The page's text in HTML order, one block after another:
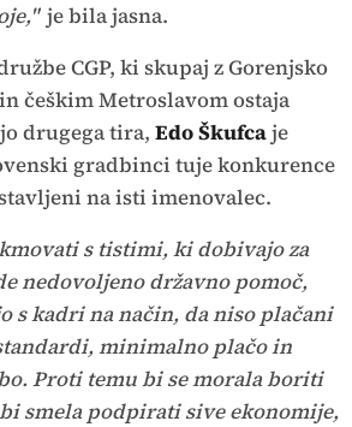
je bila jasna.
CGP, ki skupaj z Gorenjsko
češkim Metroslavom ostaja
drugega tira, Edo Škufcaje
gradbinci tuje konkurence
na isti imenovalec.
s tistimi, ki dobivajo za
nedovoljeno državno pomoč,
s kadri na način, da niso plačani
minimalno plačo in
Proti temu bi se morala boriti
smela podpirati sive ekonomije,